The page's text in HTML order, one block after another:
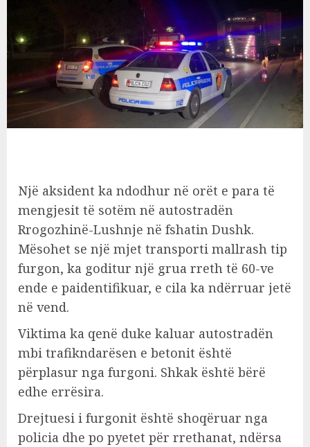
Një aksident ka ndodhur në orët e para të
mengjesit të sotëm në autostradën
Rrogozhinë-Lushnje në fshatin Dushk.
Mësohet se një mjet transporti mallrash tip
furgon, ka goditur një grua rreth të 60-ve
ende e paidentifikuar, e cila ka ndërruar jetë
në vend.
Viktima ka qenë duke kaluar autostradën
mbi trafikndarësen e betonit është
përplasur nga furgoni. Shkak është bërë
edhe errësira.
Drejtuesi i furgonit është shoqëruar nga
policia dhe po pyetet për rrethanat, ndërsa